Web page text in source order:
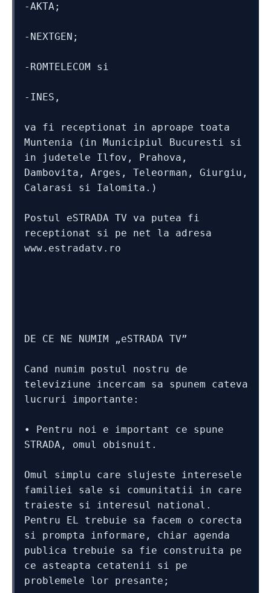
-AKTA;
-NEXTGEN;
-ROMTELECOM si
-INES,
va fi receptionat in aproape toata
Muntenia (in Municipiul Bucuresti si
in judetele Ilfov, Prahova,
Dambovita, Arges, Teleorman, Giurgiu,
Calarasi si Ialomita.)
Postul eSTRADA TV va putea fi
receptionat si pe net la adresa
www.estradatv.ro
DE CE NE NUMIM „eSTRADA TV”
Cand numim postul nostru de
televiziune incercam sa spunem cateva
lucruri importante:
• Pentru noi e important ce spune
STRADA, omul obisnuit.
Omul simplu care slujeste interesele
familiei sale si comunitatii in care
traieste si interesul national.
Pentru EL trebuie sa facem o corecta
si prompta informare, chiar agenda
publica trebuie sa fie construita pe
ce asteapta cetatenii si pe
problemele lor presante;